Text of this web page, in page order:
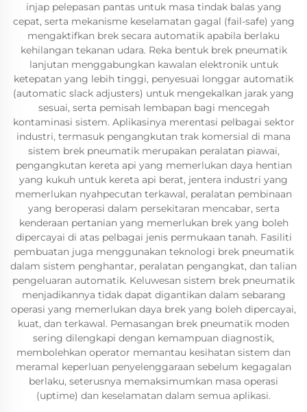
injap pelepasan pantas untuk masa tindak balas yang
cepat, serta mekanisme keselamatan gagal (fail-safe) yang
mengaktifkan brek secara automatik apabila berlaku
kehilangan tekanan udara. Reka bentuk brek pneumatik
lanjutan menggabungkan kawalan elektronik untuk
ketepatan yang lebih tinggi, penyesuai longgar automatik
(automatic slack adjusters) untuk mengekalkan jarak yang
sesuai, serta pemisah lembapan bagi mencegah
kontaminasi sistem. Aplikasinya merentasi pelbagai sektor
industri, termasuk pengangkutan trak komersial di mana
sistem brek pneumatik merupakan peralatan piawai,
pengangkutan kereta api yang memerlukan daya hentian
yang kukuh untuk kereta api berat, jentera industri yang
memerlukan nyahpecutan terkawal, peralatan pembinaan
yang beroperasi dalam persekitaran mencabar, serta
kenderaan pertanian yang memerlukan brek yang boleh
dipercayai di atas pelbagai jenis permukaan tanah. Fasiliti
pembuatan juga menggunakan teknologi brek pneumatik
dalam sistem penghantar, peralatan pengangkat, dan talian
pengeluaran automatik. Keluwesan sistem brek pneumatik
menjadikannya tidak dapat digantikan dalam sebarang
operasi yang memerlukan daya brek yang boleh dipercayai,
kuat, dan terkawal. Pemasangan brek pneumatik moden
sering dilengkapi dengan kemampuan diagnostik,
membolehkan operator memantau kesihatan sistem dan
meramal keperluan penyelenggaraan sebelum kegagalan
berlaku, seterusnya memaksimumkan masa operasi
(uptime) dan keselamatan dalam semua aplikasi.